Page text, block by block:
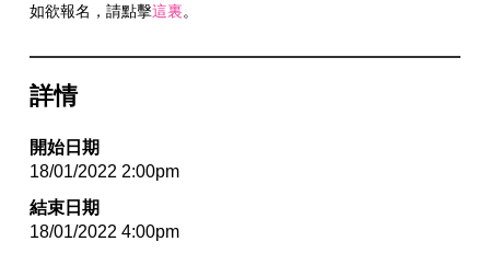
如欲報名，請點擊這裏。
詳情
開始日期
18/01/2022 2:00pm
結束日期
18/01/2022 4:00pm